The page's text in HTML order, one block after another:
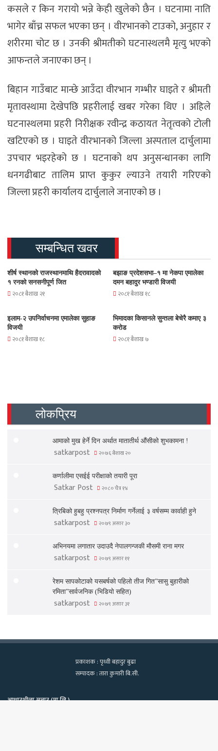
कसले र किन गरायो भन्ने केही खुलेको छैन । घटनामा नाति
भागेर बाँच्न सफल भएका छन् । वीरभानको टाउको, अनुहार र
शरीरमा चोट छ । उनकी श्रीमतीको घटनास्थलमै मृत्यु भएको
आफन्तले जनाएका छन् ।
बिहान गाउँबाट मान्छे आउँदा वीरभान गम्भीर घाइते र श्रीमती
मृतावस्थामा देखेपछि प्रहरीलाई खबर गरेका थिए । अहिले
घटनास्थलमा प्रहरी निरीक्षक रवीन्द्र कठायत नेतृत्वको टोली
खटिएको छ । घाइते वीरभानको जिल्ला अस्पताल दार्चुलामा
उपचार भइरहेको छ । घटनाको थप अनुसन्धानका लागि
धनगढीबाट तालिम प्राप्त कुकुर ल्याउने तयारी गरिएको
जिल्ला प्रहरी कार्यालय दार्चुलाले जनाएको छ ।
सम्बन्धित खवर
शीर्ष स्थानको राजस्थानमाथि हैदरावादको
१ रनको सनसनीपूर्ण जित
२०८१ बैशाख २१
बझाङ प्रदेशसभा–१ मा नेकपा एमालेका
दमन बहादुर भण्डारी विजयी
२०८१ बैशाख १८
इलाम-२ उपनिर्वाचनमा एमालेका सुहाङ
विजयी
२०८१ बैशाख १८
भिमादका किसानले सुन्तला बेचेरै कमाए ३
करोड
२०८१ बैशाख ७
लोकप्रिय
आमाको मुख हेर्ने दिन अर्थात मातातीर्थ औंसीको शुभकामना !
satkarpost २०७६ बैशाख २०
कर्णालीमा एसईई परीक्षाको तयारी पूरा
Satkar Post २०८० चैत्र १४
त्रिबिको हुबहु प्रश्नपत्र निर्माण गर्नेलाई ३ वर्षसम्म कार्वाही हुने
satkarpost २०७९ असार ३०
अभिनयमा लगातार उदाउदै नेपालगन्जकी मौसमी राना मगर
satkarpost २०७९ असार ११
रेशम सापकोटाको यसबर्षको पहिलो तीज गित”सासु बुहारीको
रमिता”सार्वजनिक (भिडियो सहित)
satkarpost २०७९ असार ३१
प्रकाशक : पृथ्वी बहादुर बुढा
सम्पादक : तारा कुमारी बि.सी.
आधारशीला सञ्चार (प्रा.लि.)